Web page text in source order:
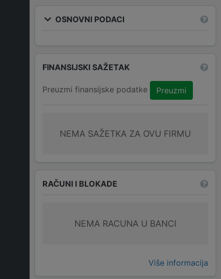
OSNOVNI PODACI
FINANSIJSKI SAŽETAK
Preuzmi finansijske podatke Preuzmi
NEMA SAŽETKA ZA OVU FIRMU
RAČUNI I BLOKADE
NEMA RACUNA U BANCI
Više informacija